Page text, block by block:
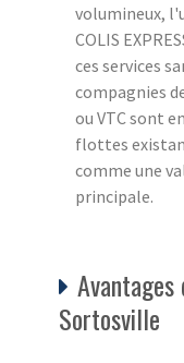
volumineux,
COLIS
ces services
compagnies
ou VTC sont
flottes
comme une
principale.
Sortosville